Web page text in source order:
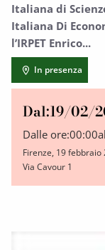
Italiana di
Italiana Di
l’IRPET Enrico...
In presenza
Dal:19/02/
Dalle ore:00:00
Firenze, 19 febbraio
Via Cavour 1